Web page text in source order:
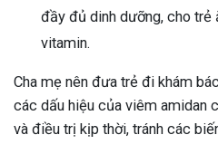
đầy đủ dinh dưỡng, cho trẻ
vitamin.
Cha mẹ nên đưa trẻ đi khám
các dấu hiệu của viêm amidan
và điều trị kịp thời, tránh các